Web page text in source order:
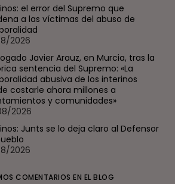
el error del Supremo que
a las víctimas del abuso de
2026
Javier Arauz, en Murcia, tras la
sentencia del Supremo: «La
abusiva de los interinos
costarle ahora millones a
y comunidades»
2026
Junts se lo deja claro al Defensor
2026
COMENTARIOS EN EL BLOG